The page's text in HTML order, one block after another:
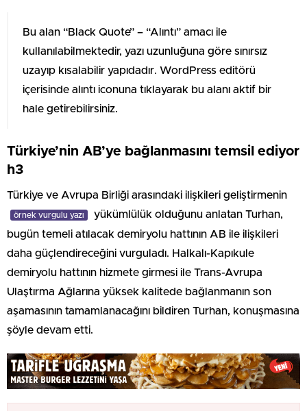
Bu alan “Black Quote” – “Alıntı” amacı ile
kullanılabilmektedir, yazı uzunluğuna göre sınırsız
uzayıp kısalabilir yapıdadır. WordPress editörü
içerisinde alıntı iconuna tıklayarak bu alanı aktif bir
hale getirebilirsiniz.
Türkiye’nin AB’ye bağlanmasını temsil ediyor
h3
Türkiye ve Avrupa Birliği arasındaki ilişkileri geliştirmenin
örnek vurgulu yazı
yükümlülük olduğunu anlatan Turhan,
bugün temeli atılacak demiryolu hattının AB ile ilişkileri
daha güçlendireceğini vurguladı. Halkalı-Kapıkule
demiryolu hattının hizmete girmesi ile Trans-Avrupa
Ulaştırma Ağlarına yüksek kalitede bağlanmanın son
aşamasının tamamlanacağını bildiren Turhan, konuşmasına
şöyle devam etti.